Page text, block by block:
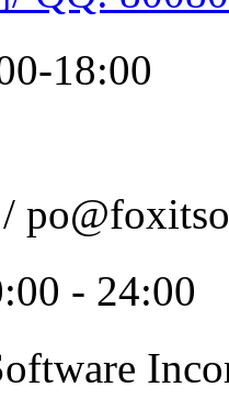
18:00
/
- 24:00